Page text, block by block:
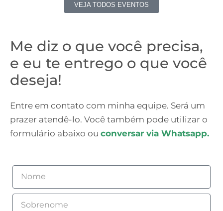
VEJA TODOS EVENTOS
Me diz o que você precisa,
e eu te entrego o que você
deseja!
Entre em contato com minha equipe. Será um
prazer atendê-lo. Você também pode utilizar o
formulário abaixo ou conversar via Whatsapp.
Nome
Sobrenome